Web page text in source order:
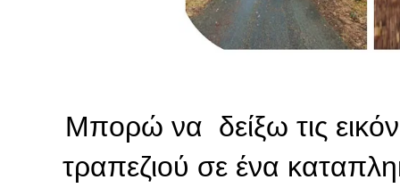
Μπορώ να δείξω τις
τραπεζιού σε ένα